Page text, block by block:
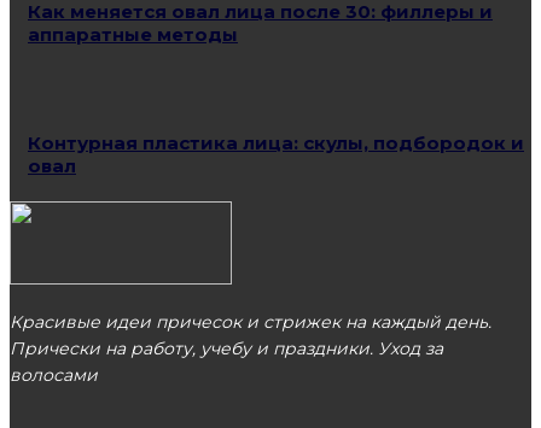
Как меняется овал лица после 30: филлеры и
аппаратные методы
Контурная пластика лица: скулы, подбородок и
овал
Красивые идеи причесок и стрижек на каждый день.
Прически на работу, учебу и праздники. Уход за
волосами